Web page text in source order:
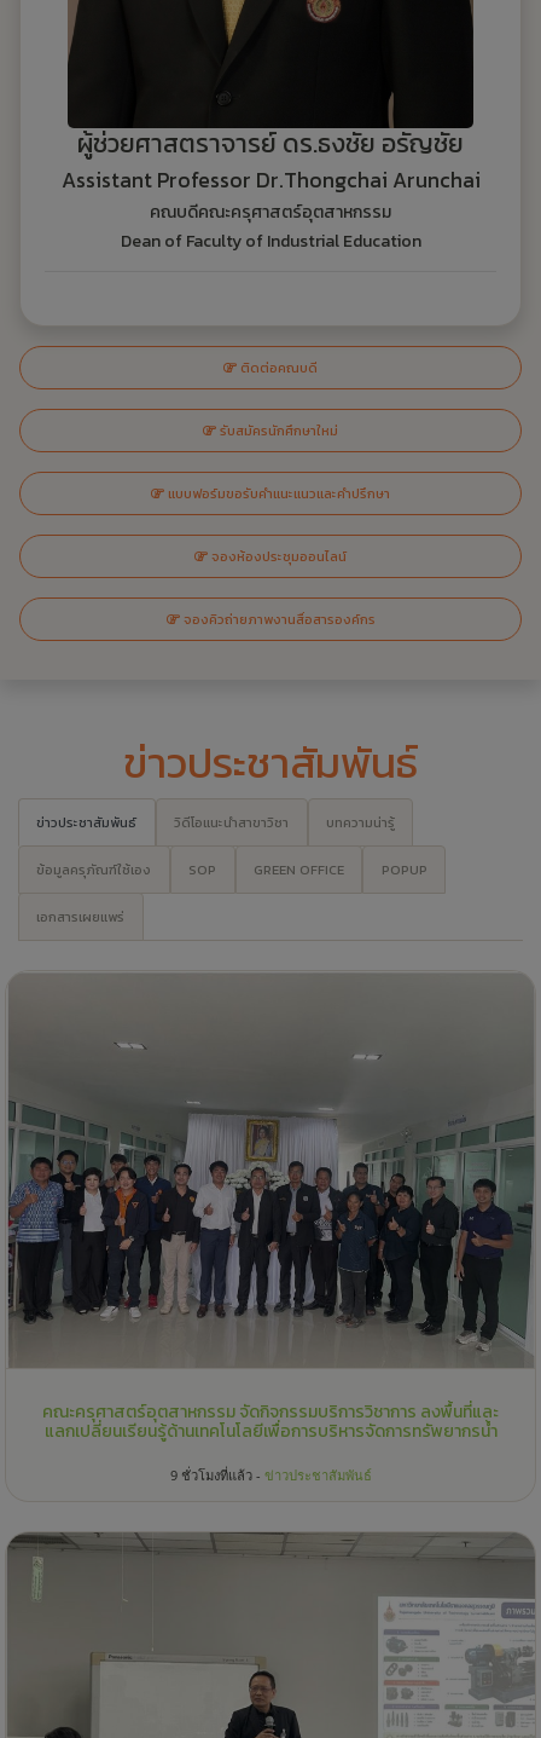
ผู้ช่วยศาสตราจารย์ ดร.ธงชัย อรัญชัย
Assistant Professor Dr.Thongchai Arunchai
คณบดีคณะครุศาสตร์อุตสาหกรรม
Dean of Faculty of Industrial Education
ติดต่อคณบดี
รับสมัครนักศึกษาใหม่
แบบฟอร์มขอรับคำแนะแนวและคำปรึกษา
จองห้องประชุมออนไลน์
จองคิวถ่ายภาพงานสื่อสารองค์กร
ข่าวประชาสัมพันธ์
ข่าวประชาสัมพันธ์ วิดีโอแนะนำสาขาวิชา บทความน่ารู้
ข้อมูลครุภัณฑ์ใช้เอง SOP GREEN OFFICE POPUP
เอกสารเผยแพร่
คณะครุศาสตร์อุตสาหกรรม จัดกิจกรรมบริการวิชาการ ลงพื้นที่และ
แลกเปลี่ยนเรียนรู้ด้านเทคโนโลยีเพื่อการบริหารจัดการทรัพยากรน้ำ
9 ชั่วโมงที่แล้ว - ข่าวประชาสัมพันธ์